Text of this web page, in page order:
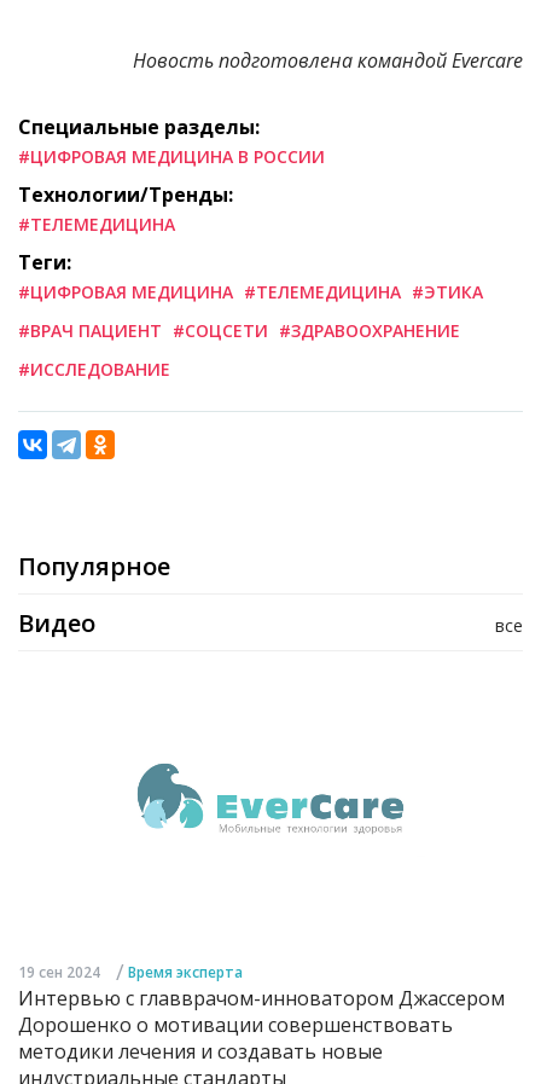
Новость подготовлена командой Evercare
Специальные разделы:
#ЦИФРОВАЯ МЕДИЦИНА В РОССИИ
Технологии/Тренды:
#ТЕЛЕМЕДИЦИНА
Теги:
#ЦИФРОВАЯ МЕДИЦИНА #ТЕЛЕМЕДИЦИНА #ЭТИКА
#ВРАЧ ПАЦИЕНТ #СОЦСЕТИ #ЗДРАВООХРАНЕНИЕ
#ИССЛЕДОВАНИЕ
Популярное
все
Видео
19 сен 2024 / Время эксперта
Интервью с главврачом-инноватором Джассером
Дорошенко о мотивации совершенствовать
методики лечения и создавать новые
индустриальные стандарты